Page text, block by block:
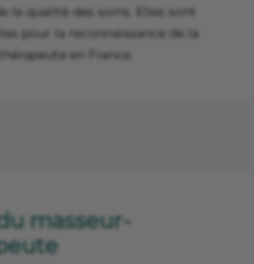
la qualité des soins. Elles sont
pour la reconnaissance de la
en France.
masseur-